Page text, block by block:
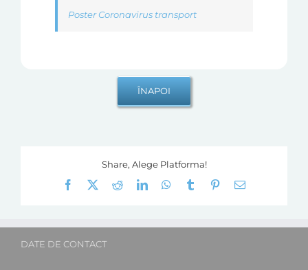
Poster Coronavirus transport
Share, Alege Platforma!
Facebook
RedditLinkedInWhatsApp
Tumblr Pinterest
E-
DATE DE CONTACT